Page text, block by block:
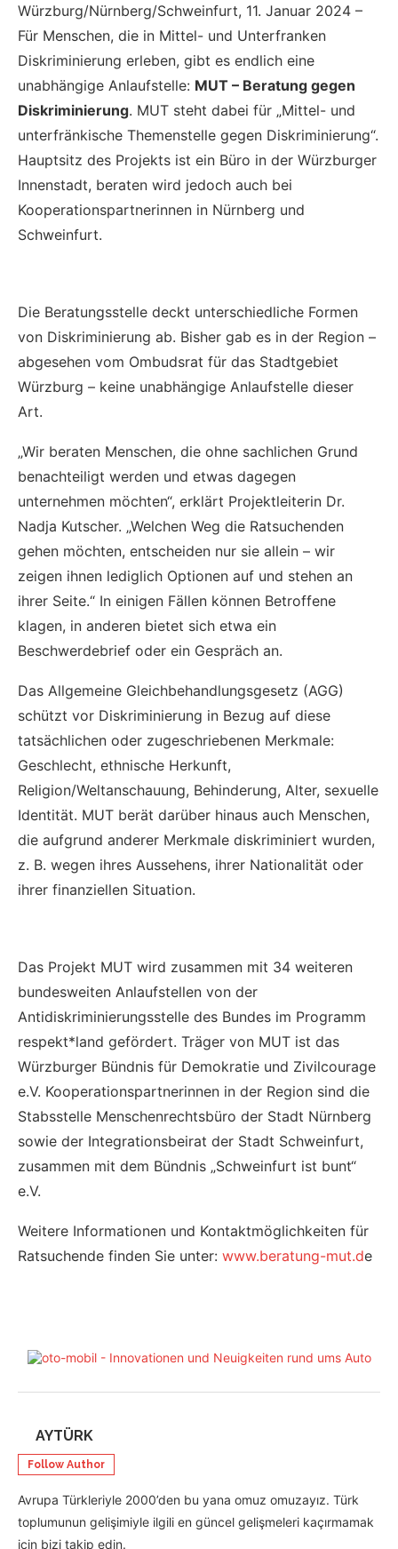
Würzburg/Nürnberg/Schweinfurt, 11. Januar 2024 –
Für Menschen, die in Mittel- und Unterfranken
Diskriminierung erleben, gibt es endlich eine
unabhängige Anlaufstelle: MUT – Beratung gegen
Diskriminierung. MUT steht dabei für „Mittel- und
unterfränkische Themenstelle gegen Diskriminierung“.
Hauptsitz des Projekts ist ein Büro in der Würzburger
Innenstadt, beraten wird jedoch auch bei
Kooperationspartnerinnen in Nürnberg und
Schweinfurt.
Die Beratungsstelle deckt unterschiedliche Formen
von Diskriminierung ab. Bisher gab es in der Region –
abgesehen vom Ombudsrat für das Stadtgebiet
Würzburg – keine unabhängige Anlaufstelle dieser
Art.
„Wir beraten Menschen, die ohne sachlichen Grund
benachteiligt werden und etwas dagegen
unternehmen möchten“, erklärt Projektleiterin Dr.
Nadja Kutscher. „Welchen Weg die Ratsuchenden
gehen möchten, entscheiden nur sie allein – wir
zeigen ihnen lediglich Optionen auf und stehen an
ihrer Seite.“ In einigen Fällen können Betroffene
klagen, in anderen bietet sich etwa ein
Beschwerdebrief oder ein Gespräch an.
Das Allgemeine Gleichbehandlungsgesetz (AGG)
schützt vor Diskriminierung in Bezug auf diese
tatsächlichen oder zugeschriebenen Merkmale:
Geschlecht, ethnische Herkunft,
Religion/Weltanschauung, Behinderung, Alter, sexuelle
Identität. MUT berät darüber hinaus auch Menschen,
die aufgrund anderer Merkmale diskriminiert wurden,
z. B. wegen ihres Aussehens, ihrer Nationalität oder
ihrer finanziellen Situation.
Das Projekt MUT wird zusammen mit 34 weiteren
bundesweiten Anlaufstellen von der
Antidiskriminierungsstelle des Bundes im Programm
respekt*land gefördert. Träger von MUT ist das
Würzburger Bündnis für Demokratie und Zivilcourage
e.V. Kooperationspartnerinnen in der Region sind die
Stabsstelle Menschenrechtsbüro der Stadt Nürnberg
sowie der Integrationsbeirat der Stadt Schweinfurt,
zusammen mit dem Bündnis „Schweinfurt ist bunt“
e.V.
Weitere Informationen und Kontaktmöglichkeiten für
Ratsuchende finden Sie unter: www.beratung-mut.de
AYTÜRK
Follow Author
Avrupa Türkleriyle 2000’den bu yana omuz omuzayız. Türk
toplumunun gelişimiyle ilgili en güncel gelişmeleri kaçırmamak
için bizi takip edin.